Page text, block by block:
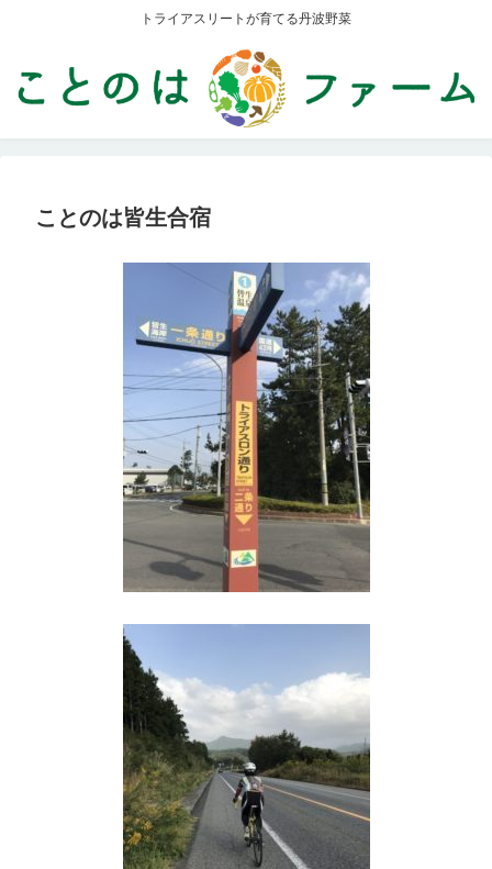
トライアスリートが育てる丹波野菜
ことのは皆生合宿